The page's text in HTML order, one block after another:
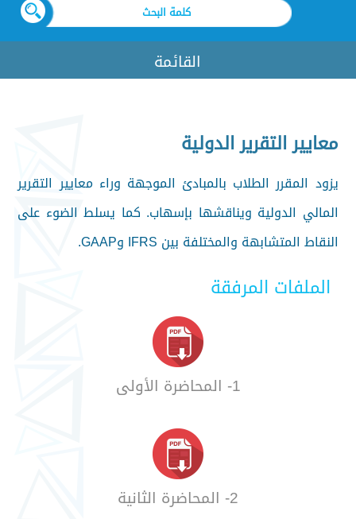
القائمة
معايير التقرير الدولية
يزود المقرر الطلاب بالمبادئ الموجهة وراء معايير التقرير
المالي الدولية ويناقشها بإسهاب. كما يسلط الضوء على
النقاط المتشابهة والمختلفة بين IFRS وGAAP.
الملفات المرفقة
1- المحاضرة الأولى
2- المحاضرة الثانية